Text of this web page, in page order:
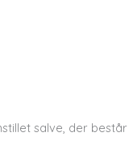
salve, der består